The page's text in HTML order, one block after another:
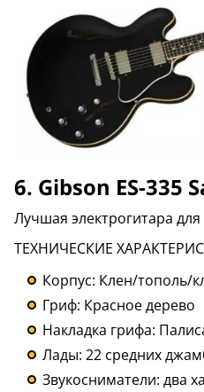
6. Gibson ES-335
Лучшая электрогитара для
ТЕХНИЧЕСКИЕ
Корпус: Клен/тополь/
Гриф: Красное дерево
Накладка грифа:
Лады: 22 средних
Звукосниматели: два